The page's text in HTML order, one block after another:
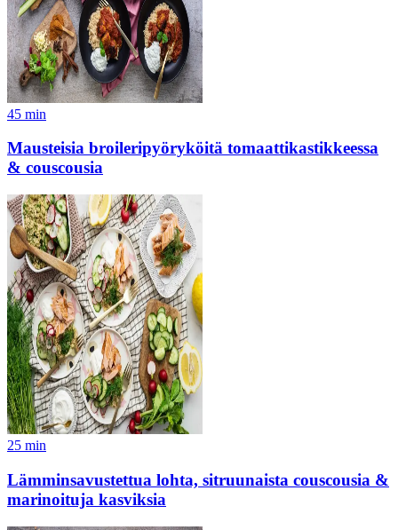
45 min
Mausteisia broileripyöryköitä tomaattikastikkeessa
& couscousia
25 min
Lämminsavustettua lohta, sitruunaista couscousia &
marinoituja kasviksia